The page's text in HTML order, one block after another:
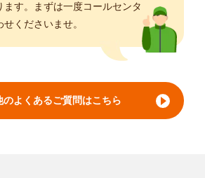
ます。まずは一度コールセンタ
くださいませ。
のよくあるご質問はこちら